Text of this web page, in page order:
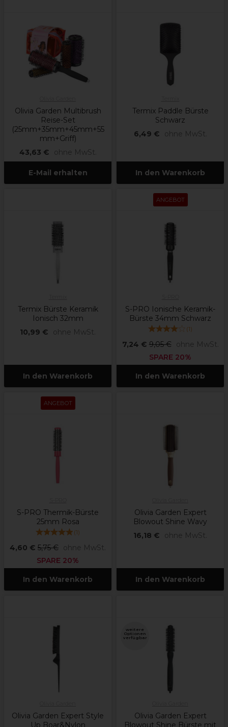
Olivia Garden Multibrush
Reise-Set
(25mm+35mm+45mm+55
mm+Griff)
43,63 €
ohne MwSt.
E-Mail erhalten
Termix Paddle Bürste
Schwarz
6,49 €
ohne MwSt.
In den Warenkorb
Termix Bürste Keramik
Ionisch 32mm
10,99 €
ohne MwSt.
In den Warenkorb
ANGEBOT
S-PRO Ionische Keramik-
Bürste 34mm Schwarz
(1)
7,24 € 9,05 €
ohne MwSt.
SPARE 20%
In den Warenkorb
ANGEBOT
S-PRO Thermik-Bürste
25mm Rosa
(1)
4,60 € 5,75 € ohne MwSt.
SPARE 20%
In den Warenkorb
Olivia Garden Expert
Blowout Shine Wavy
16,18 €
ohne MwSt.
In den Warenkorb
Olivia Garden Expert Style
Up Boar&Nylon
weitere
Optionen
verfügbar
Olivia Garden Expert
Blowout Shine Bürste mit